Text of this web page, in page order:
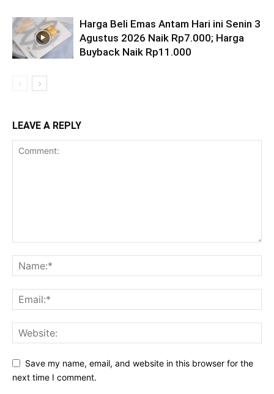
Harga Beli Emas Antam Hari ini Senin 3
Agustus 2026 Naik Rp7.000; Harga
Buyback Naik Rp11.000
LEAVE A REPLY
Save my name, email, and website in this browser for the
next time I comment.